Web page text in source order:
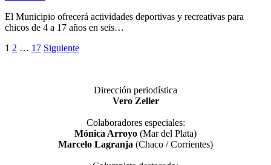
El Municipio ofrecerá actividades deportivas y recreativas para
chicos de 4 a 17 años en seis…
Paginación
1 2 … 17 Siguiente
Dirección periodística
Vero Zeller
Colaboradores especiales:
Mónica Arroyo (Mar del Plata)
Marcelo Lagranja (Chaco / Corrientes)